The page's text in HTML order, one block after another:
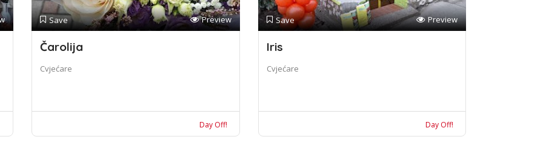
Save Preview
Čarolija
Cvjećare
Day Off!
Save Preview
Iris
Cvjećare
Day Off!